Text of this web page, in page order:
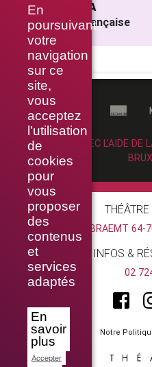
En
poursuivant
votre
navigation
sur ce
site,
vous
acceptez
l’utilisation
de
cookies
pour
vous
proposer
des
contenus
et
services
adaptés
En
savoir
plus
Accepter
AY ! CARMELA
Adaptation française
RÉALISÉ AVEC L’AIDE DE
RUE BRAEMT 64-
INFOS &
02
Notre